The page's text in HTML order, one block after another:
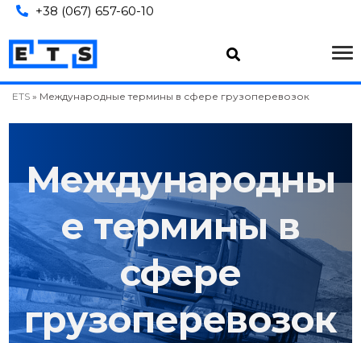
+38 (067) 657-60-10
ETS » Международные термины в сфере грузоперевозок
Международны
е термины в
сфере
грузоперевозок